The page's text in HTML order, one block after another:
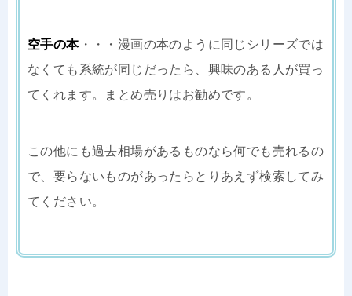
空手の本・・・漫画の本のように同じシリーズでは
なくても系統が同じだったら、興味のある人が買っ
てくれます。まとめ売りはお勧めです。
この他にも過去相場があるものなら何でも売れるの
で、要らないものがあったらとりあえず検索してみ
てください。